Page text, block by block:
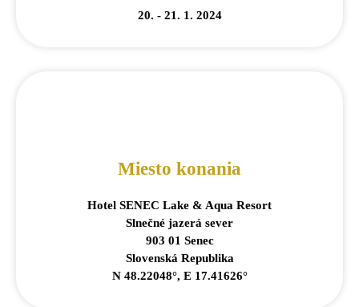
20. - 21. 1. 2024
Miesto konania
Hotel SENEC Lake & Aqua Resort
Slnečné jazerá sever
903 01 Senec
Slovenská Republika
N 48.22048°, E 17.41626°